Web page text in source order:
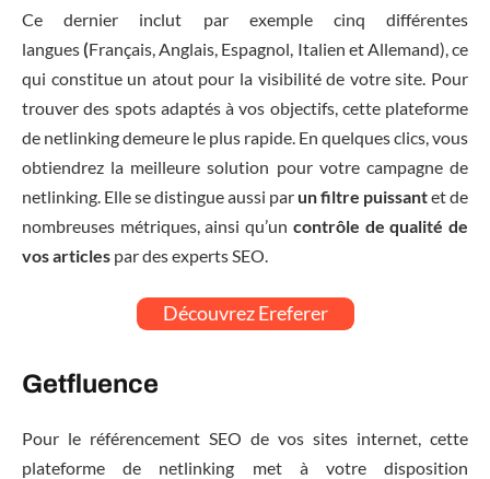
Ce dernier inclut par exemple cinq différentes
langues(Français, Anglais, Espagnol, Italien et Allemand), ce
qui constitue un atout pour la visibilité de votre site. Pour
trouver des spots adaptés à vos objectifs, cette plateforme
de netlinking demeure le plus rapide. En quelques clics, vous
obtiendrez la meilleure solution pour votre campagne de
netlinking. Elle se distingue aussi par un filtre puissantet de
nombreuses métriques, ainsi qu’un contrôle de qualité de
vos articles par des experts SEO.
Découvrez Ereferer
Getfluence
Pour le référencement SEO de vos sites internet, cette
plateforme de netlinking met à votre disposition